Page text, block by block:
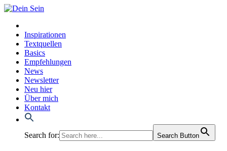
Inspirationen
Textquellen
Basics
Empfehlungen
News
Newsletter
Neu hier
Über mich
Kontakt
Search for: Search Button